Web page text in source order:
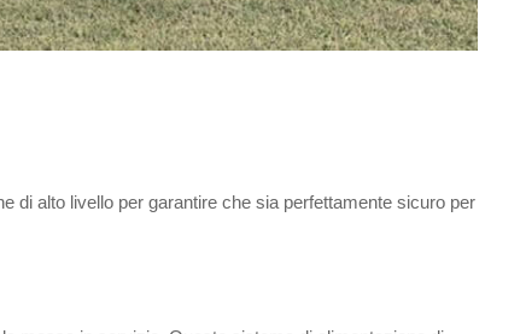
di alto livello per garantire che sia perfettamente sicuro per